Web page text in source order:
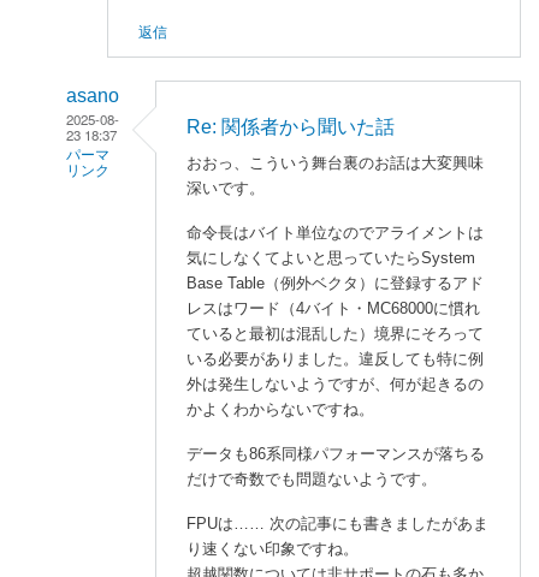
返信
asano
2025-08-
23 18:37
パーマ
リンク
Re: 関係者から聞いた話
おおっ、こういう舞台裏のお話は大変興味
深いです。
命令長はバイト単位なのでアライメントは
気にしなくてよいと思っていたらSystem
Base Table（例外ベクタ）に登録するアド
レスはワード（4バイト・MC68000に慣れ
ていると最初は混乱した）境界にそろって
いる必要がありました。違反しても特に例
外は発生しないようですが、何が起きるの
かよくわからないですね。
データも86系同様パフォーマンスが落ちる
だけで奇数でも問題ないようです。
FPUは…… 次の記事にも書きましたがあま
り速くない印象ですね。